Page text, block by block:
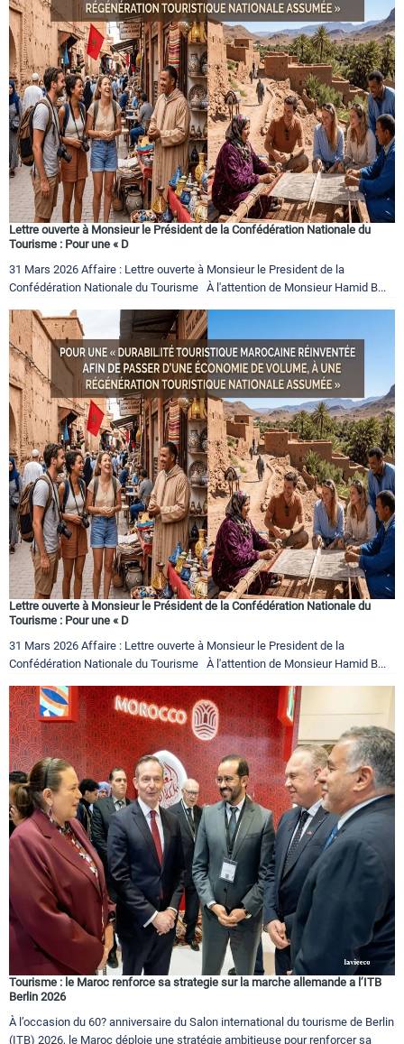
Circuits touristiques
Tourisme
Régions
Hotels
Evenements
Contact
Lettre ouverte à Monsieur le Président de la Confédération Nationale du
Tourisme : Pour une « D
31 Mars 2026 Affaire : Lettre ouverte à Monsieur le President de la
Confédération Nationale du Tourisme À l'attention de Monsieur Hamid B...
Lettre ouverte à Monsieur le Président de la Confédération Nationale du
Tourisme : Pour une « D
31 Mars 2026 Affaire : Lettre ouverte à Monsieur le President de la
Confédération Nationale du Tourisme À l'attention de Monsieur Hamid B...
Tourisme : le Maroc renforce sa strategie sur la marche allemande a l’ITB
Berlin 2026
À l’occasion du 60? anniversaire du Salon international du tourisme de Berlin
(ITB) 2026, le Maroc déploie une stratégie ambitieuse pour renforcer sa